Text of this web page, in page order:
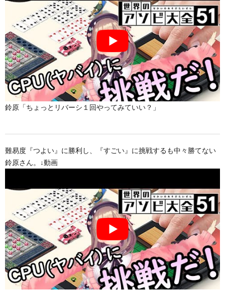
鈴原「ちょっとリバーシ１回やってみていい？」
難易度『つよい』に勝利し、『すごい』に挑戦するも中々勝てない
鈴原さん。↓動画